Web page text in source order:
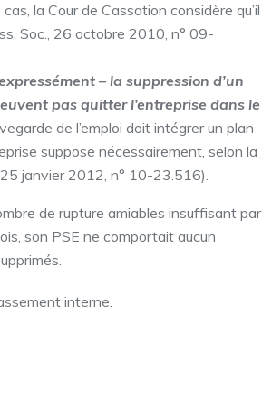
la Cour de Cassation considère qu’il
Soc., 26 octobre 2010, n° 09-
– la suppression d’un
pas quitter l’entreprise dans le
de l’emploi doit intégrer un plan
suppose nécessairement, selon la
25 janvier 2012, n° 10-23.516).
de rupture amiables insuffisant par
son PSE ne comportait aucun
interne.